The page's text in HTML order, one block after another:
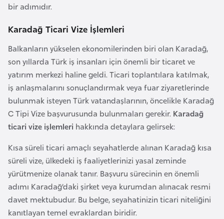
bir adımıdır.
Karadağ Ticari Vize İşlemleri
Balkanların yükselen ekonomilerinden biri olan Karadağ,
son yıllarda Türk iş insanları için önemli bir ticaret ve
yatırım merkezi haline geldi. Ticari toplantılara katılmak,
iş anlaşmalarını sonuçlandırmak veya fuar ziyaretlerinde
bulunmak isteyen Türk vatandaşlarının, öncelikle Karadağ
C Tipi Vize başvurusunda bulunmaları gerekir. Karadağ
ticari vize işlemleri hakkında detaylara gelirsek:
Kısa süreli ticari amaçlı seyahatlerde alınan Karadağ kısa
süreli vize, ülkedeki iş faaliyetlerinizi yasal zeminde
yürütmenize olanak tanır. Başvuru sürecinin en önemli
adımı Karadağ’daki şirket veya kurumdan alınacak resmi
davet mektubudur. Bu belge, seyahatinizin ticari niteliğini
kanıtlayan temel evraklardan biridir.
B
h
r
e
y
n
B
a
n
g
l
a
d
e